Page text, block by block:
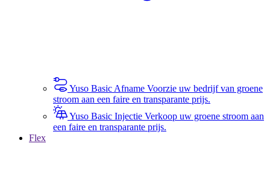
Yuso Basic Afname Voorzie uw bedrijf van groene
stroom aan een faire en transparante prijs.
Yuso Basic Injectie Verkoop uw groene stroom aan
een faire en transparante prijs.
Flex